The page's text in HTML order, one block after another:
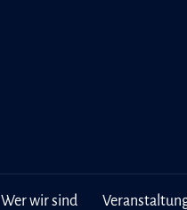
Wer wir sind